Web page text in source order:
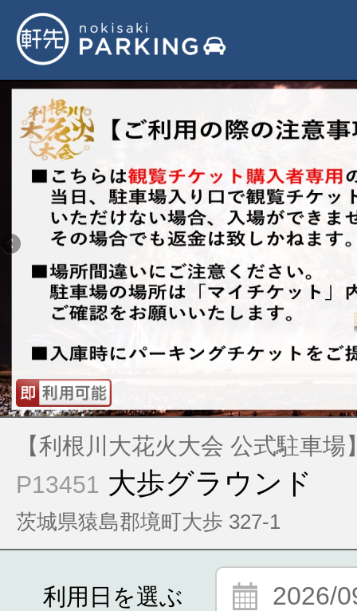
【利根川大花火大会 公式駐車場
P13451 大歩グラウンド
茨城県猿島郡境町大歩 327-1
利用日を選ぶ 2026/